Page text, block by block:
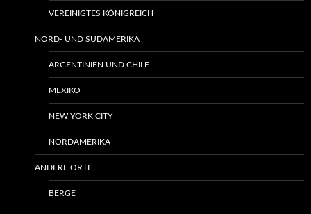
VEREINIGTES KÖNIGREICH
NORD- UND SÜDAMERIKA
ARGENTINIEN UND CHILE
MEXIKO
NEW YORK CITY
NORDAMERIKA
ANDERE ORTE
BERGE